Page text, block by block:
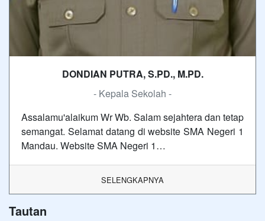
DONDIAN PUTRA, S.PD., M.PD.
- Kepala Sekolah -
Assalamu'alaikum Wr Wb. Salam sejahtera dan tetap
semangat. Selamat datang di website SMA Negeri 1
Mandau. Website SMA Negeri 1…
SELENGKAPNYA
Tautan